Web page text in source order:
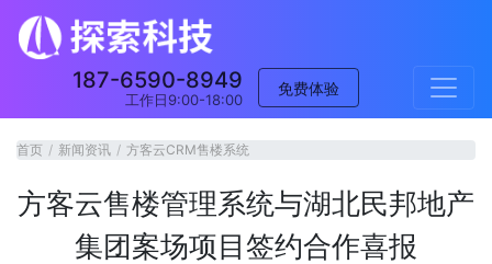
187-6590-8949
工作日9:00-18:00
免费体验
首页 新闻资讯 方客云CRM售楼系统
方客云售楼管理系统与湖北民邦地产
集团案场项目签约合作喜报